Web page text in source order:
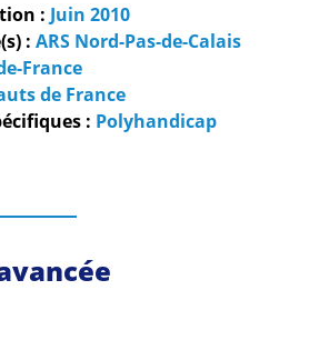
: Juin 2010
: ARS Nord-Pas-de-Calais
France
de France
: Polyhandicap